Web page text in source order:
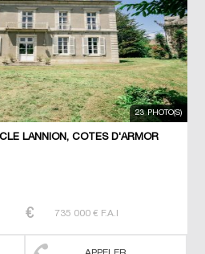
23 PHOTO(S)
LANNION, CÔTES D'ARMOR
735 000 € F.A.I